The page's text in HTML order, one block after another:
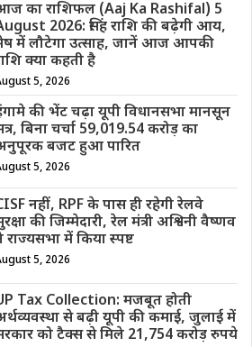
का राशिफल (Aaj Ka Rashifal) 5
2026: सिंह राशि की बढ़ेगी आय,
में लौटेगा उत्साह, जानें आज आपकी
क्या कहती है
5, 2026
की भेंट चढ़ा यूपी विधानसभा मानसून
बिना चर्चा 59,019.54 करोड़ का
बजट हुआ पारित
5, 2026
नहीं, RPF के पास ही रहेगी रेलवे
की जिम्मेदारी, रेल मंत्री अश्विनी वैष्णव
राज्यसभा में किया स्पष्ट
5, 2026
Tax Collection: मजबूत होती
से बढ़ी यूपी की कमाई, जुलाई में
को टैक्स से मिले 21,754 करोड़ रुपये